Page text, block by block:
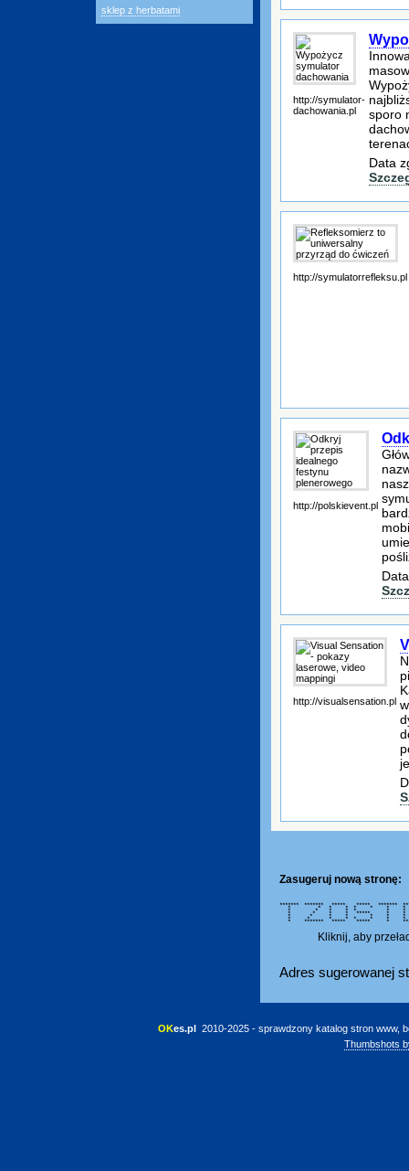
sklep z herbatami
http://symulator-
dachowania.pl
sporo
Data
http://symulatorrefleksu.pl
http://polskievent.pl
http://visualsensation.pl
Zasugeruj nową stronę:
******* ******* ***** ***** *******
* * * * * * *
* * * * * *
* * * * ***** * *
* * * * * *
* * * * * * *
* ******* ***** *****
Kliknij, aby
Adres sugerowanej
OKes.pl 2010-2025 - sprawdzony katalog stron www,
Thumbshots